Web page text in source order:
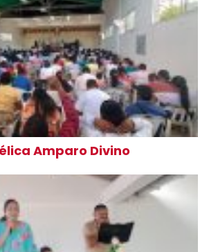
Amparo Divino